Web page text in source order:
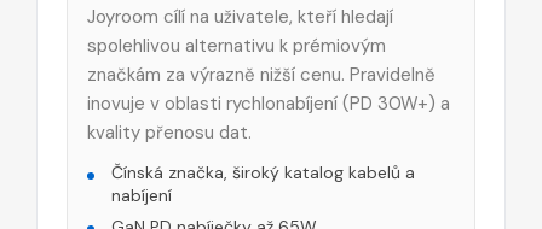
Joyroom cílí na uživatele, kteří hledají
spolehlivou alternativu k prémiovým
značkám za výrazně nižší cenu. Pravidelně
inovuje v oblasti rychlonabíjení (PD 30W+) a
kvality přenosu dat.
Čínská značka, široký katalog kabelů a
nabíjení